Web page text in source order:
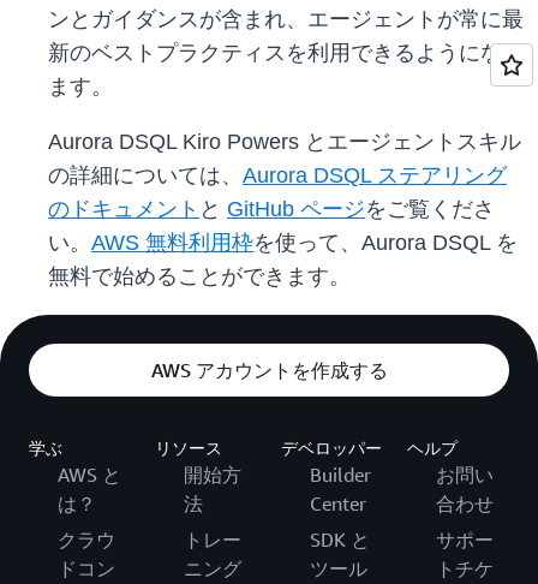
ンとガイダンスが含まれ、エージェントが常に最
新のベストプラクティスを利用できるようになり
ます。
Aurora DSQL Kiro Powers とエージェントスキル
の詳細については、 Aurora DSQL ステアリング
のドキュメント と GitHub ページをご覧くださ
い。 AWS 無料利用枠を使って、Aurora DSQL を
無料で始めることができます。
AWS アカウントを作成する
学ぶ
AWS と
は？
クラウ
ドコン
リソース
開始方
法
トレー
ニング
デベロッパー
Builder
Center
SDK と
ツール
ヘルプ
お問い
合わせ
サポー
トチケ